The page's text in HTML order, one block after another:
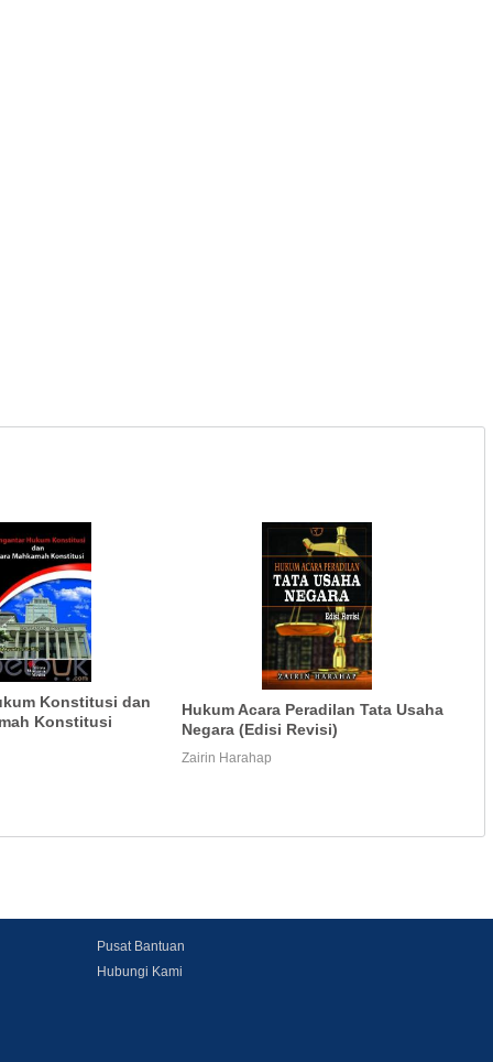
Konstitusi dan
Konstitusi
Hukum Acara Peradilan Tata Usaha
Negara (Edisi Revisi)
Zairin Harahap
Pusat Bantuan
Hubungi Kami